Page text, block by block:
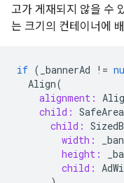
고가 게재되지 않을 수
는 크기의 컨테이너에
if ( _bannerAd !=
Align(
alignment:
child: SafeArea
child:
width:
height:
child: